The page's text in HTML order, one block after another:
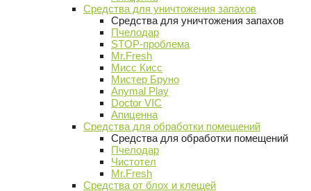
Средства для уничтожения запахов
Средства для уничтожения запахов
Пчелодар
STOP-проблема
Mr.Fresh
Мисс Кисс
Мистер Бруно
Anymal Play
Doctor VIC
Апиценна
Средства для обработки помещений
Средства для обработки помещений
Пчелодар
Чистотел
Mr.Fresh
Средства от блох и клещей